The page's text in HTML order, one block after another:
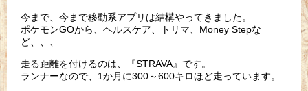
今まで、今まで移動系アプリは結構やってきました。
ポケモンGOから、ヘルスケア、トリマ、Money Stepな
ど、、、
走る距離を付けるのは、『STRAVA』です。
ランナーなので、1か月に300～600キロほど走っています。